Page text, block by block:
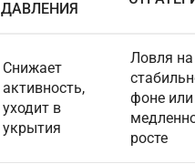
ДАВЛЕНИЯ
Снижает
активность,
уходит в
укрытия
Ловля на
фоне
росте